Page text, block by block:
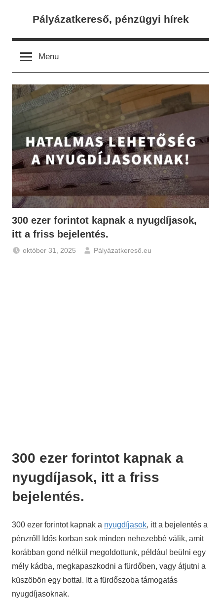
Pályázatkereső, pénzügyi hírek
Menu
300 ezer forintot kapnak a nyugdíjasok,
itt a friss bejelentés.
október 31, 2025
Pályázatkereső.eu
300 ezer forintot kapnak a
nyugdíjasok, itt a friss
bejelentés.
300 ezer forintot kapnak a nyugdíjasok, itt a bejelentés a
pénzről! Idős korban sok minden nehezebbé válik, amit
korábban gond nélkül megoldottunk, például beülni egy
mély kádba, megkapaszkodni a fürdőben, vagy átjutni a
küszöbön egy bottal. Itt a fürdőszoba támogatás
nyugdíjasoknak.